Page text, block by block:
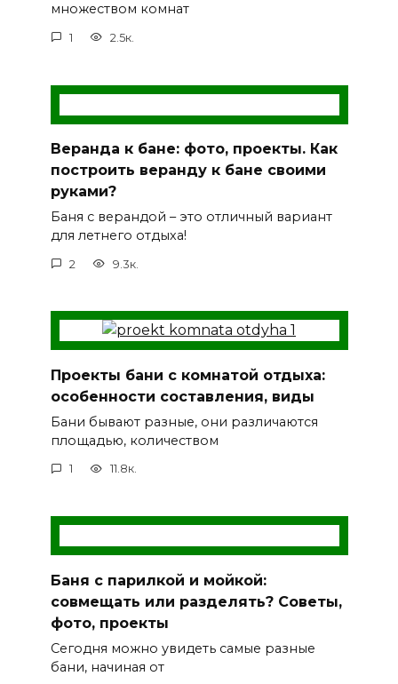
множеством комнат
1 2.5к.
Веранда к бане: фото, проекты. Как
построить веранду к бане своими
руками?
Баня с верандой – это отличный вариант
для летнего отдыха!
2 9.3к.
Проекты бани с комнатой отдыха:
особенности составления, виды
Бани бывают разные, они различаются
площадью, количеством
1 11.8к.
Баня с парилкой и мойкой:
совмещать или разделять? Советы,
фото, проекты
Сегодня можно увидеть самые разные
бани, начиная от